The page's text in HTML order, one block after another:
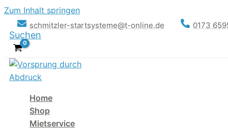
Zum Inhalt springen
schmitzler-startsysteme@t-online.de 0173
Suchen
Home
Shop
Mietservice